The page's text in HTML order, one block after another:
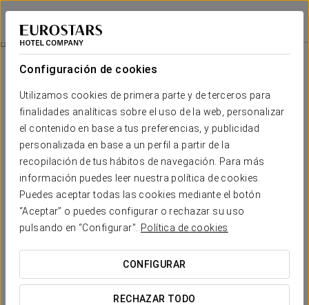
Configuración de cookies
Utilizamos cookies de primera parte y de terceros para
finalidades analíticas sobre el uso de la web, personalizar
el contenido en base a tus preferencias, y publicidad
personalizada en base a un perfil a partir de la
recopilación de tus hábitos de navegación. Para más
información puedes leer nuestra política de cookies.
Puedes aceptar todas las cookies mediante el botón
“Aceptar” o puedes configurar o rechazar su uso
pulsando en “Configurar”.
Política de cookies
CONFIGURAR
RECHAZAR TODO
Apartamentos Suite The Way
LEÓN - ASTORGA
Acceso Spa Vía De La Plata
Desde 12 €
Acceso spa Vía de la Plata
Esta magnífica promoción relajante incluye acceso al
circuito de spa en el Eurostars Vía de la Plata, para sacar el
mayor provecho a tu estancia con nosotros.